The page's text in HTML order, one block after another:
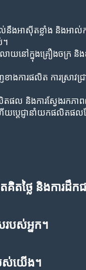
ទល់នឹងអាស៊ីតខ្លាំង និង
។
យនៅក្នុងគ្រឿងចក្រ
ងការផលិត ការស្រាវ
ផល និងការស្វែងរកភ
ើយប្តេជ្ញានាំយកផលិត
តថ្លៃ និងការដឹ
បស់អ្នក។
បស់យើង។